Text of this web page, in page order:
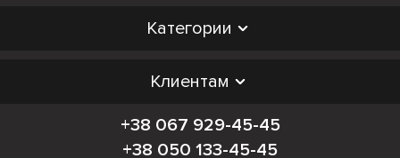
Категории
Клиентам
+38 067 929-45-45
+38 050 133-45-45